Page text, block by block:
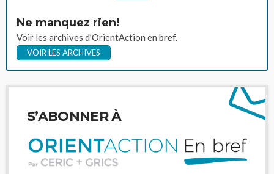
Ne manquez rien!
Voir les archives d’OrientAction en bref.
VOIR LES ARCHIVES
S’ABONNER À